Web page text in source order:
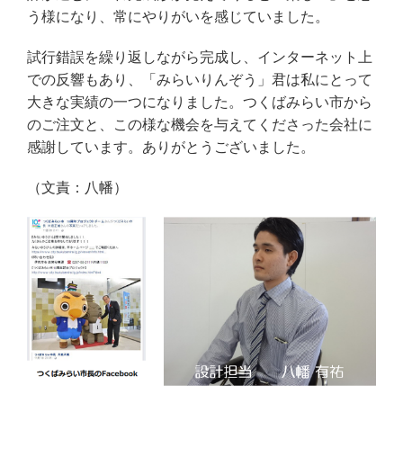
う様になり、常にやりがいを感じていました。
試行錯誤を繰り返しながら完成し、インターネット上
での反響もあり、「みらいりんぞう」君は私にとって
大きな実績の一つになりました。つくばみらい市から
のご注文と、この様な機会を与えてくださった会社に
感謝しています。ありがとうございました。
（文責：八幡）